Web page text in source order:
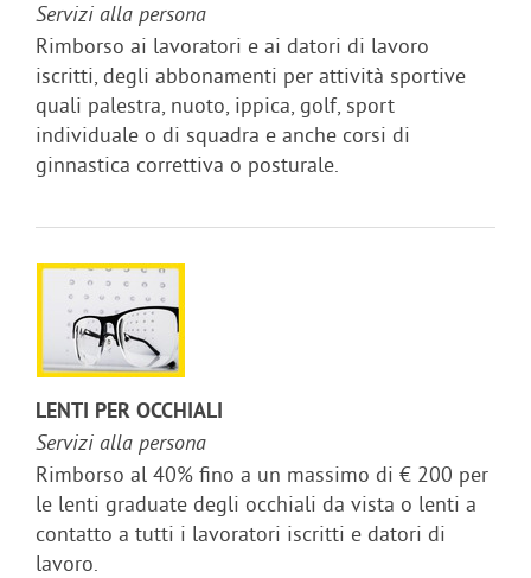
Servizi alla persona
Rimborso ai lavoratori e ai datori di lavoro
iscritti, degli abbonamenti per attività sportive
quali palestra, nuoto, ippica, golf, sport
individuale o di squadra e anche corsi di
ginnastica correttiva o posturale.
LENTI PER OCCHIALI
Servizi alla persona
Rimborso al 40% fino a un massimo di € 200 per
le lenti graduate degli occhiali da vista o lenti a
contatto a tutti i lavoratori iscritti e datori di
lavoro.